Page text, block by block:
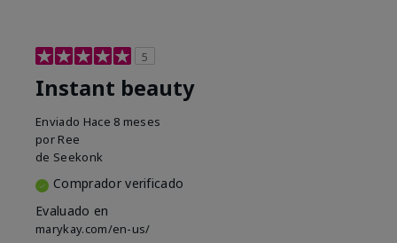
5
Instant beauty
Enviado Hace 8 meses
por Ree
de Seekonk
Comprador verificado
Evaluado en
marykay.com/en-us/